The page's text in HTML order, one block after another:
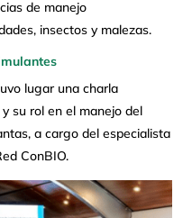
de manejo
insectos y malezas.
lugar una charla
su rol en el manejo del
a cargo del especialista
ConBIO.